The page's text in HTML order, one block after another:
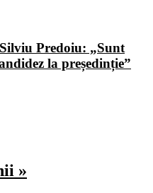
Predoiu: „Sunt
la președinție”
»